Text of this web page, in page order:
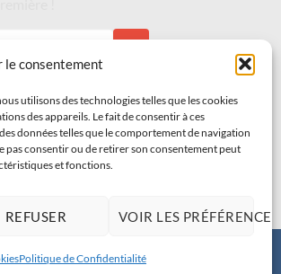
le consentement
utilisons des technologies telles que les cookies
des appareils. Le fait de consentir à ces
données telles que le comportement de navigation
pas consentir ou de retirer son consentement peut
et fonctions.
REFUSER VOIR LES PRÉFÉRENCES
Politique de Confidentialité
Stripe MasterCardCash